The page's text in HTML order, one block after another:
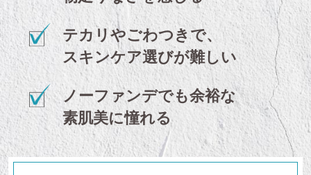
テカリやごわつきで、
スキンケア選びが難しい
ノーファンデでも余裕な
素肌美に憧れる